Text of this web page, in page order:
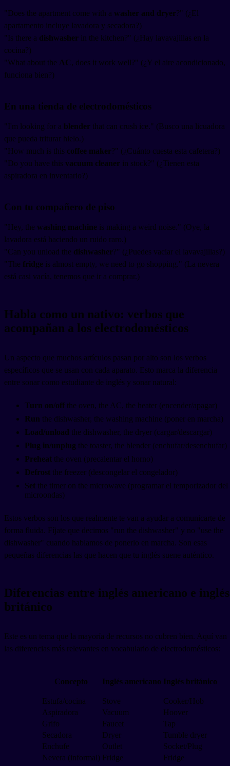
"Does the apartment come with a washer and dryer?" (¿El
apartamento incluye lavadora y secadora?)
"Is there a dishwasher in the kitchen?" (¿Hay lavavajillas en la
cocina?)
"What about the AC, does it work well?" (¿Y el aire acondicionado,
funciona bien?)
En una tienda de electrodomésticos
"I'm looking for a blender that can crush ice." (Busco una licuadora
que pueda triturar hielo.)
"How much is this coffee maker?" (¿Cuánto cuesta esta cafetera?)
"Do you have this vacuum cleaner in stock?" (¿Tienen esta
aspiradora en inventario?)
Con tu compañero de piso
"Hey, the washing machine is making a weird noise." (Oye, la
lavadora está haciendo un ruido raro.)
"Can you unload the dishwasher?" (¿Puedes vaciar el lavavajillas?)
"The fridge is almost empty, we need to go shopping." (La nevera
está casi vacía, tenemos que ir a comprar.)
Habla como un nativo: verbos que
acompañan a los electrodomésticos
Un aspecto que muchos artículos pasan por alto son los verbos
específicos que se usan con cada aparato. Esto marca la diferencia
entre sonar como estudiante de inglés y sonar natural:
Turn on/off the oven, the AC, the heater (encender/apagar)
Run the dishwasher, the washing machine (poner en marcha)
Load/unload the dishwasher, the dryer (cargar/descargar)
Plug in/unplug the toaster, the blender (enchufar/desenchufar)
Preheat the oven (precalentar el horno)
Defrost the freezer (descongelar el congelador)
Set the timer on the microwave (programar el temporizador del
microondas)
Estos verbos son los que realmente te van a ayudar a comunicarte de
forma fluida. Fíjate que decimos "run the dishwasher" y no "use the
dishwasher" cuando hablamos de ponerlo en marcha. Son esas
pequeñas diferencias las que hacen que tu inglés suene auténtico.
Diferencias entre inglés americano e inglés
británico
Este es un tema que la mayoría de recursos no cubren bien. Aquí van
las diferencias más relevantes en vocabulario de electrodomésticos:
Concepto Inglés americano Inglés británico
Estufa/cocina Stove
Cooker/Hob
Aspiradora
Vacuum
Hoover
Grifo
Faucet
Tap
Secadora
Dryer
Tumble dryer
Enchufe
Outlet
Socket/Plug
Nevera (informal) Fridge Fridge